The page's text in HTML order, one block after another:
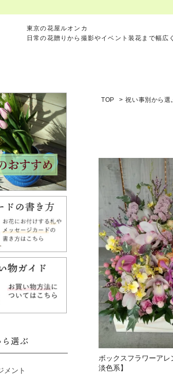
東京の花屋ルオンカ
日常の花贈りから撮影やイベント装花まで幅広
選ぶ
メント
TOP > 祝い事別から選
ボックスフラワーアレ
淡色系】